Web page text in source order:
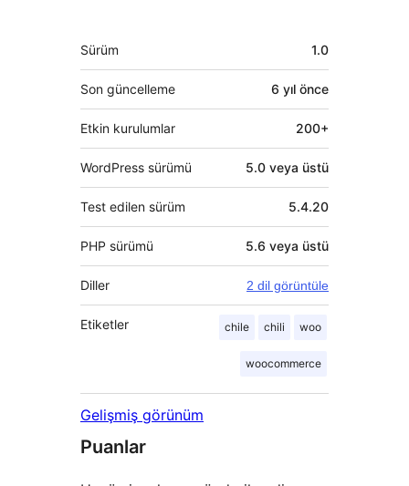
Meta
Sürüm 1.0
Son güncelleme 6 yıl önce
Etkin kurulumlar 200+
WordPress sürümü 5.0 veya üstü
Test edilen sürüm 5.4.20
PHP sürümü 5.6 veya üstü
Diller 2 dil görüntüle
Etiketler chile chili woo
woocommerce
Gelişmiş görünüm
Puanlar